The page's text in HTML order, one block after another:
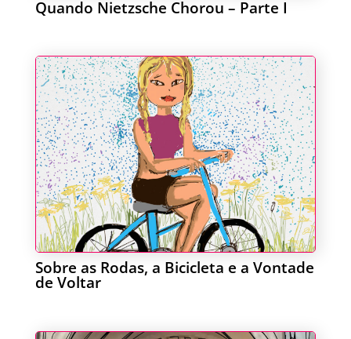
Quando Nietzsche Chorou – Parte I
Sobre as Rodas, a Bicicleta e a Vontade
de Voltar